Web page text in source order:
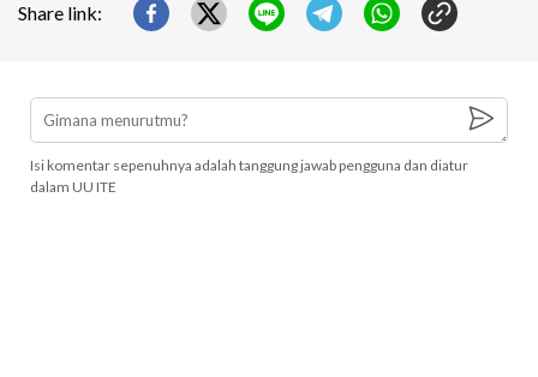
Share link:
Isi komentar sepenuhnya adalah tanggung jawab pengguna dan diatur
dalam UU ITE